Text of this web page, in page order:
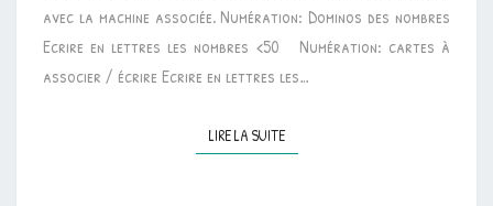
avec la machine associée. Numération: Dominos des nombres
Ecrire en lettres les nombres <50 Numération: cartes à
associer / écrire Ecrire en lettres les…
LIRE LA SUITELIRE LA SUITE